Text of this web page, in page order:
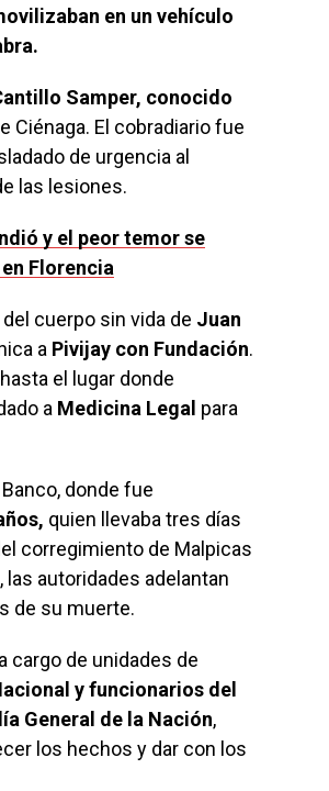
en un vehículo
Samper, conocido
Ciénaga. El cobradiario fue
de urgencia al
las lesiones.
y el peor temor se
Florencia
cuerpo sin vida de Juan
a Pivijay con Fundación.
el lugar donde
a Medicina Legal para
donde fue
quien llevaba tres días
corregimiento de Malpicas
autoridades adelantan
de su muerte.
cargo de unidades de
y funcionarios del
General de la Nación,
los hechos y dar con los